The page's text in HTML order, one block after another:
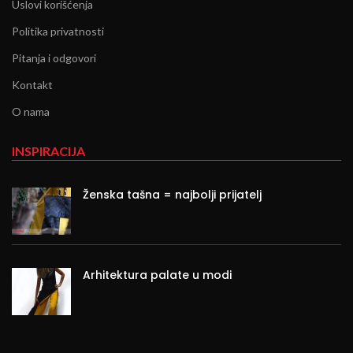
Uslovi korišćenja
Politika privatnosti
Pitanja i odgovori
Kontakt
O nama
INSPIRACIJA
Ženska tašna = najbolji prijatelj
Arhitektura palate u modi